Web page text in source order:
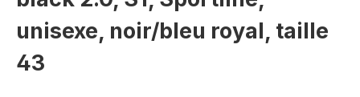
unisexe, noir/bleu royal, taille
43